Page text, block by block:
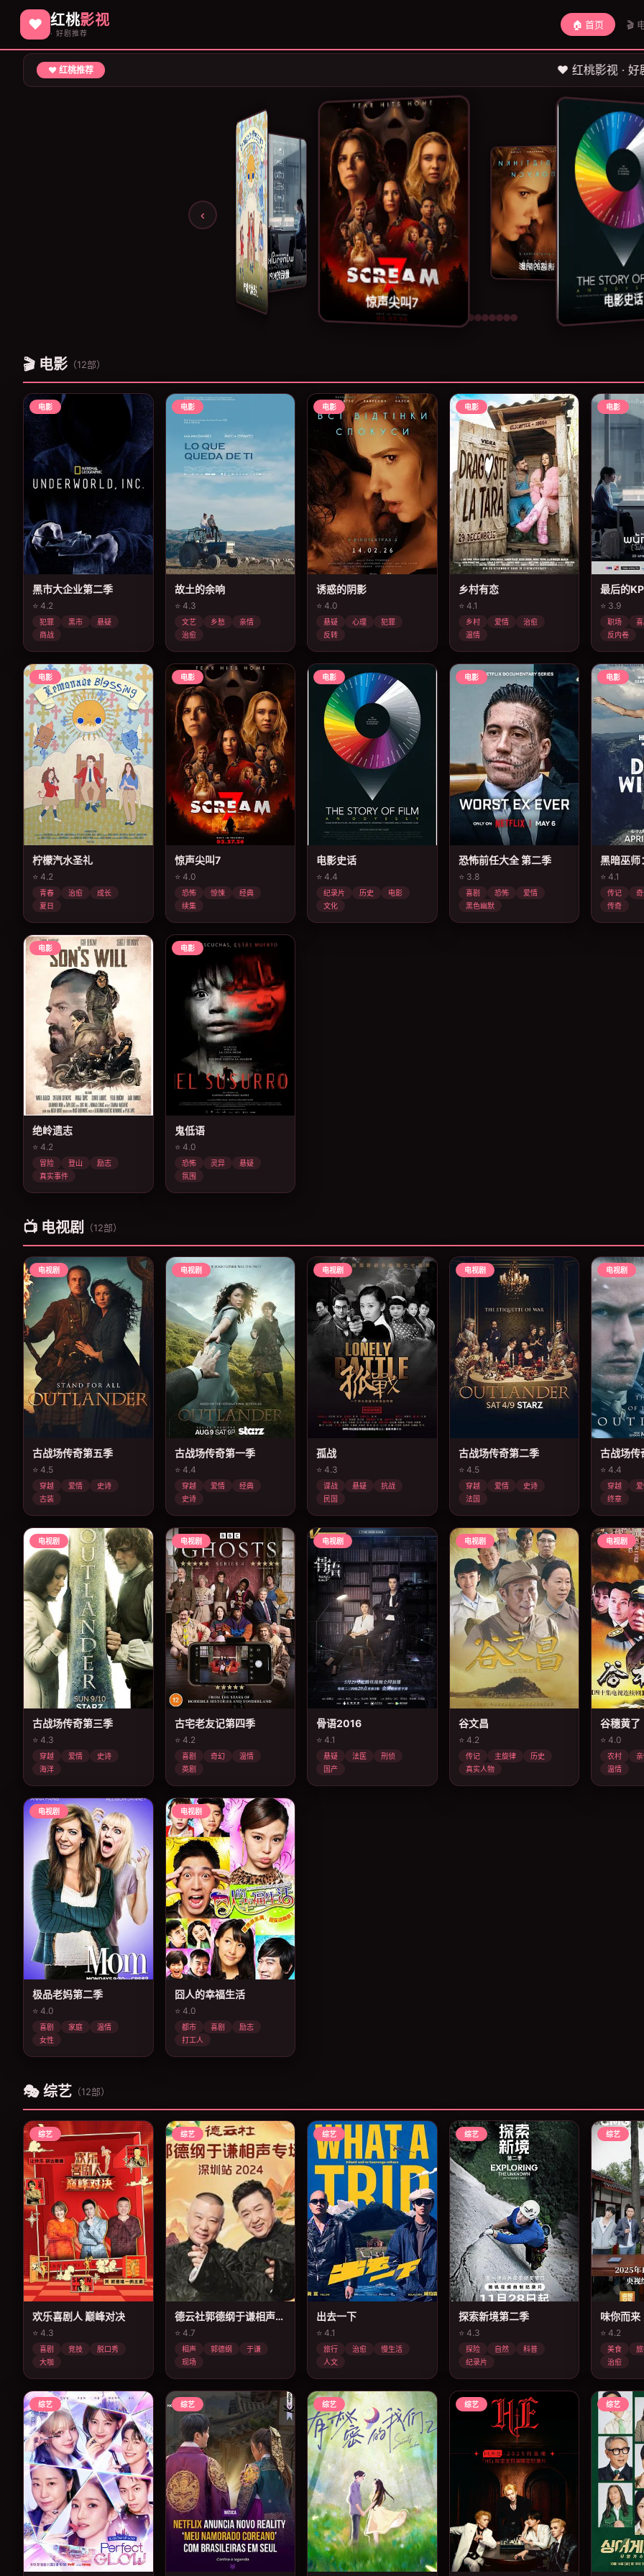
♥ 红桃影视
· 好剧推荐
🏠 首页 🎬
♥ 红桃推荐 ❤️ 红桃影视 · 好剧聚集地 · 每日精
‹
故土的余响
诱惑的阴影
乡村有恋
最后的KPI
柠檬汽水圣礼
🎬 电影 （12部）
电影
黑市大企业第二季
⭐ 4.2
犯罪 黑市
悬疑
商战
电影
故土的余响
⭐ 4.3
文艺 乡愁
亲情
治愈
电影
诱惑的阴影
⭐ 4.0
悬疑 心理
犯罪
反转
电影
乡村有恋
⭐ 4.1
乡村 爱情
治愈
温情
电影
最后的
⭐ 3.9
职场
反内卷
电影
柠檬汽水圣礼
⭐ 4.2
青春 治愈
成长
夏日
电影
惊声尖叫7
⭐ 4.0
恐怖 惊悚
经典
续集
电影
电影史话
⭐ 4.4
纪录片 历史
电影
文化
电影
恐怖前任大全 第二季
⭐ 3.8
喜剧 恐怖
爱情
黑色幽默
电影
黑暗巫师
⭐ 4.1
传记
传奇
电影
绝岭遗志
⭐ 4.2
冒险 登山
励志
真实事件
电影
鬼低语
⭐ 4.0
恐怖 灵异
悬疑
氛围
📺 电视剧 （12部）
电视剧
古战场传奇第五季
⭐ 4.5
穿越 爱情
史诗
古装
电视剧
古战场传奇第一季
⭐ 4.4
穿越 爱情
经典
史诗
电视剧
孤战
⭐ 4.3
谍战 悬疑
抗战
民国
电视剧
古战场传奇第二季
⭐ 4.5
穿越 爱情
史诗
法国
电视剧
古战场传
⭐ 4.4
穿越
终章
电视剧
古战场传奇第三季
⭐ 4.3
穿越 爱情
史诗
海洋
电视剧
古宅老友记第四季
⭐ 4.2
喜剧 奇幻
温情
英剧
电视剧
骨语2016
⭐ 4.1
悬疑 法医
刑侦
国产
电视剧
谷文昌
⭐ 4.2
传记 主旋律
历史
真实人物
电视剧
谷穗黄了
⭐ 4.0
农村
温情
电视剧
极品老妈第二季
⭐ 4.0
喜剧 家庭
温情
女性
电视剧
囧人的幸福生活
⭐ 4.0
都市 喜剧
励志
打工人
🎭 综艺 （12部）
综艺
欢乐喜剧人 巅峰对决
⭐ 4.3
喜剧 竞技
脱口秀
大咖
综艺
德云社郭德纲于谦相声专场深圳站 2025
⭐ 4.7
相声 郭德纲
于谦
现场
综艺
出去一下
⭐ 4.1
旅行 治愈
慢生活
人文
综艺
探索新境第二季
⭐ 4.3
探险 自然
科普
纪录片
综艺
味你而来
⭐ 4.2
美食
治愈
综艺 综艺 综艺 综艺 综艺